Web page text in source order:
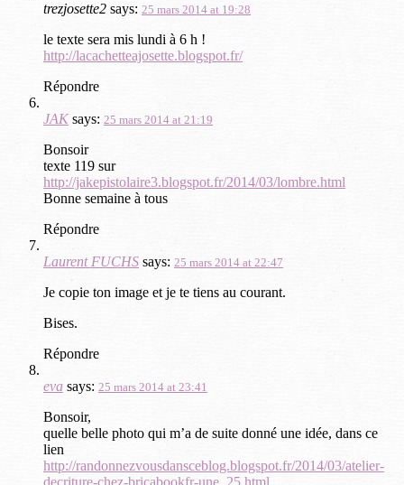
trezjosette2 says: 25 mars 2014 at 19:28
le texte sera mis lundi à 6 h !
http://lacachetteajosette.blogspot.fr/
Répondre
JAK says: 25 mars 2014 at 21:19
Bonsoir
texte 119 sur
http://jakepistolaire3.blogspot.fr/2014/03/lombre.html
Bonne semaine à tous
Répondre
Laurent FUCHS says: 25 mars 2014 at 22:47
Je copie ton image et je te tiens au courant.
Bises.
Répondre
eva says: 25 mars 2014 at 23:41
Bonsoir,
quelle belle photo qui m’a de suite donné une idée, dans ce
lien
http://randonnezvousdansceblog.blogspot.fr/2014/03/atelier-